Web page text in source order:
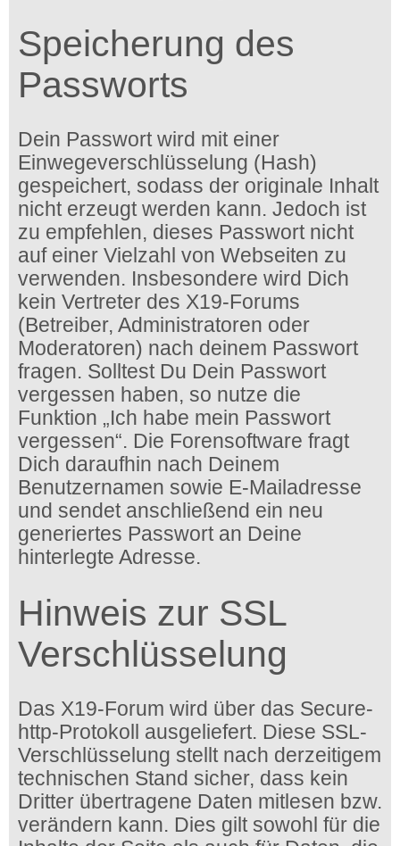
Speicherung des
Passworts
Dein Passwort wird mit einer
Einwegeverschlüsselung (Hash)
gespeichert, sodass der originale Inhalt
nicht erzeugt werden kann. Jedoch ist
zu empfehlen, dieses Passwort nicht
auf einer Vielzahl von Webseiten zu
verwenden. Insbesondere wird Dich
kein Vertreter des X19-Forums
(Betreiber, Administratoren oder
Moderatoren) nach deinem Passwort
fragen. Solltest Du Dein Passwort
vergessen haben, so nutze die
Funktion „Ich habe mein Passwort
vergessen“. Die Forensoftware fragt
Dich daraufhin nach Deinem
Benutzernamen sowie E-Mailadresse
und sendet anschließend ein neu
generiertes Passwort an Deine
hinterlegte Adresse.
Hinweis zur SSL
Verschlüsselung
Das X19-Forum wird über das Secure-
http-Protokoll ausgeliefert. Diese SSL-
Verschlüsselung stellt nach derzeitigem
technischen Stand sicher, dass kein
Dritter übertragene Daten mitlesen bzw.
verändern kann. Dies gilt sowohl für die